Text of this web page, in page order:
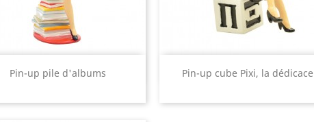
Pin-up pile d'albums
Aperçu rapide Pin-up cube Pixi, la dédicace
 Aperçu rapide